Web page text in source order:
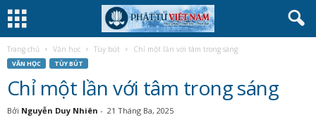
Trang chủ Văn học Tùy bút Chỉ một lần với tâm trong sáng
VĂN HỌC TÙY BÚT
Chỉ một lần với tâm trong sáng
Bởi Nguyễn Duy Nhiên - 21 Tháng Ba, 2025